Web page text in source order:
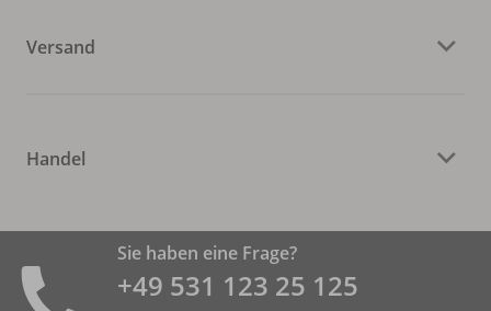
Versand
Handel
Sie haben eine Frage?
+49 531 ­123 25 125